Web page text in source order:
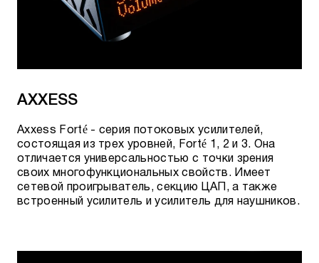
AXXESS
Axxess Forté - серия потоковых усилителей,
состоящая из трех уровней, Forté 1, 2 и 3. Она
отличается универсальностью с точки зрения
своих многофункциональных свойств. Имеет
сетевой проигрыватель, секцию ЦАП, а также
встроенный усилитель и усилитель для наушников.